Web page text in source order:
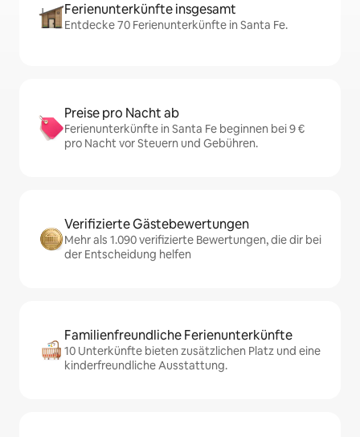
Ferienunterkünfte insgesamt
Entdecke 70 Ferienunterkünfte in Santa Fe.
Preise pro Nacht ab
Ferienunterkünfte in Santa Fe beginnen bei 9 €
pro Nacht vor Steuern und Gebühren.
Verifizierte Gästebewertungen
Mehr als 1.090 verifizierte Bewertungen, die dir bei
der Entscheidung helfen
Familienfreundliche Ferienunterkünfte
10 Unterkünfte bieten zusätzlichen Platz und eine
kinderfreundliche Ausstattung.